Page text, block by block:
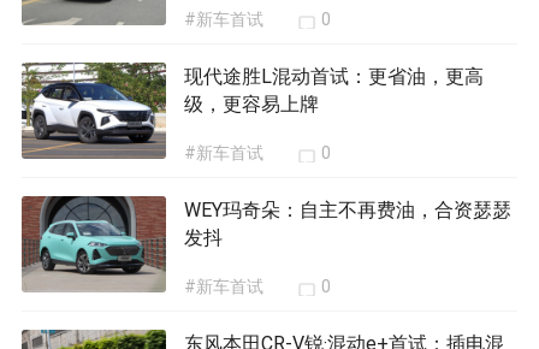
#新车首试 0
现代途胜L混动首试：更省油，更高
级，更容易上牌
#新车首试 0
WEY玛奇朵：自主不再费油，合资瑟瑟
发抖
#新车首试 0